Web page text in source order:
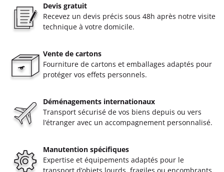
Devis gratuit
Recevez un devis précis sous 48h après notre visite
technique à votre domicile.
Vente de cartons
Fourniture de cartons et emballages adaptés pour
protéger vos effets personnels.
Déménagements internationaux
Transport sécurisé de vos biens depuis ou vers
l’étranger avec un accompagnement personnalisé.
Manutention spécifiques
Expertise et équipements adaptés pour le
transport d’objets lourds, fragiles ou encombrants.